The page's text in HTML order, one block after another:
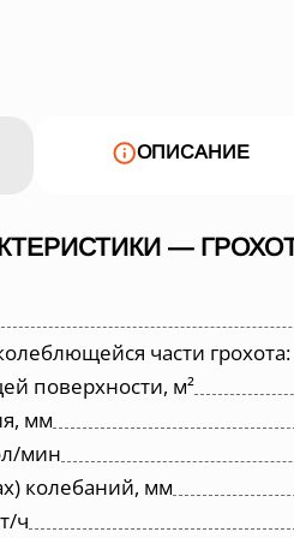
ОПИСАНИЕ
—
части
поверхности, м²
мм
мин
колебаний, мм
ч